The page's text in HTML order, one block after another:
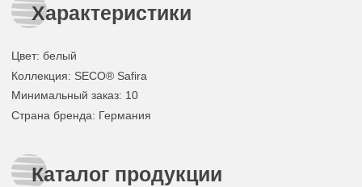
Характеристики
Цвет: белый
Коллекция: SECO® Safira
Минимальный заказ: 10
Страна бренда: Германия
Каталог продукции